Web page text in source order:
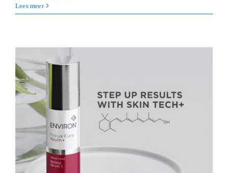
Lees meer